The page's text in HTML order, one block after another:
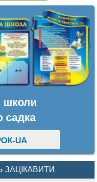
школи
садка
UA